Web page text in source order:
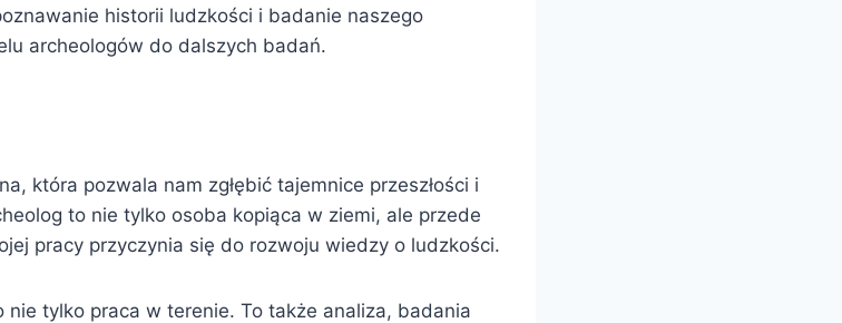
historii ludzkości i badanie naszego
archeologów do dalszych badań.
która pozwala nam zgłębić tajemnice przeszłości i
to nie tylko osoba kopiąca w ziemi, ale przede
pracy przyczynia się do rozwoju wiedzy o ludzkości.
nie tylko praca w terenie. To także analiza, badania